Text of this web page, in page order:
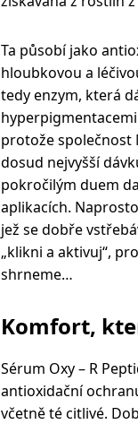
Ta působí jako
hloubkovou a
tedy enzym, která
protože společnost
dosud nejvyšší
pokročilým duem
aplikacích.
jež se dobře
„klikni a aktivuj“,
shrneme…
Komfort,
Sérum Oxy – R
antioxidační
včetně té citlivé.